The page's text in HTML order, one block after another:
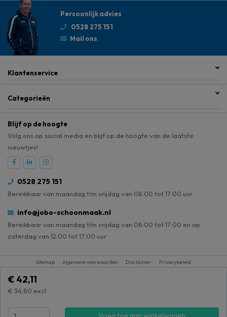
€ 42,11
€ 34,80 excl
Persoonlijk advies
0528 275 151
Mail ons
Klantenservice
Categorieën
Blijf op de hoogte
Volg ons op social media en blijf op de hoogte van de laatste
nieuwtjes!
0528 275 151
Bereikbaar van maandag t/m vrijdag van 08:00 tot 17:00 uur
info@jobo-schoonmaak.nl
Bereikbaar van maandag t/m vrijdag van 08:00 tot 17:00 en op
zaterdag van 12:00 tot 17:00 uur
Sitemap Algemene voorwaarden Disclaimer Privacybeleid